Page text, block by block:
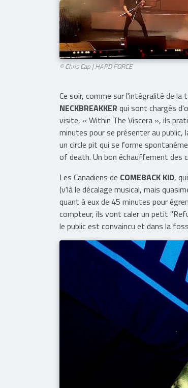
© Chris Cap | HARD FORCE​
Ce soir, comme sur l'intégralité de
NECKBREAKKER qui sont chargés
visite, « Within The Viscera », ils
minutes pour se présenter au
un circle pit qui se forme
of death. Un bon échauffement des
Les Canadiens de COMEBACK KID,
(v'là le décalage musical, mais
quant à eux de 45 minutes pour
compteur, ils vont caler un petit
le public est convaincu et dans la